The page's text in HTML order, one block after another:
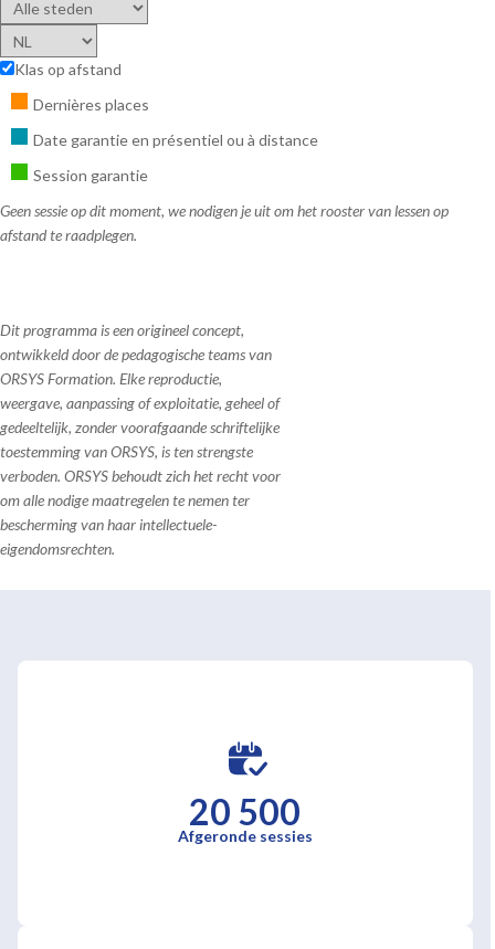
Klas op afstand
Dernières places
Date garantie en présentiel ou à distance
Session garantie
Geen sessie op dit moment, we nodigen je uit om het rooster van lessen op
afstand te raadplegen.
Dit programma is een origineel concept,
ontwikkeld door de pedagogische teams van
ORSYS Formation. Elke reproductie,
weergave, aanpassing of exploitatie, geheel of
gedeeltelijk, zonder voorafgaande schriftelijke
toestemming van ORSYS, is ten strengste
verboden. ORSYS behoudt zich het recht voor
om alle nodige maatregelen te nemen ter
bescherming van haar intellectuele-
eigendomsrechten.
20 500
Afgeronde sessies